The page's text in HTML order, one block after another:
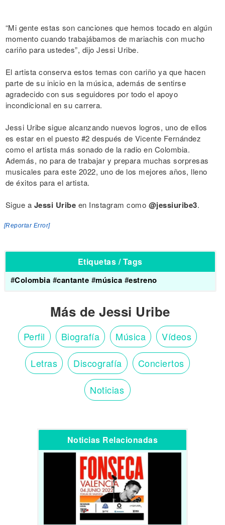
“Mi gente estas son canciones que hemos tocado en algún
momento cuando trabajábamos de mariachis con mucho
cariño para ustedes”, dijo Jessi Uribe.
El artista conserva estos temas con cariño ya que hacen
parte de su inicio en la música, además de sentirse
agradecido con sus seguidores por todo el apoyo
incondicional en su carrera.
Jessi Uribe sigue alcanzando nuevos logros, uno de ellos
es estar en el puesto #2 después de Vicente Fernández
como el artista más sonado de la radio en Colombia.
Además, no para de trabajar y prepara muchas sorpresas
musicales para este 2022, uno de los mejores años, lleno
de éxitos para el artista.
Sigue a Jessi Uribe en Instagram como @jessiuribe3.
[Reportar Error]
Etiquetas / Tags
#Colombia #cantante #música #estreno
Más de Jessi Uribe
Perfil Biografía Música Vídeos
Letras Discografía Conciertos
Noticias
Noticias Relacionadas